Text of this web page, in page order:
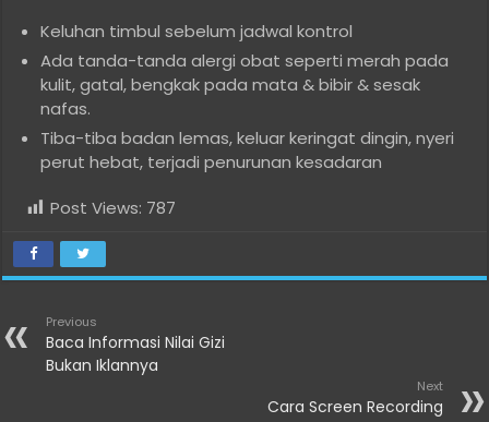
Keluhan timbul sebelum jadwal kontrol
Ada tanda-tanda alergi obat seperti merah pada
kulit, gatal, bengkak pada mata & bibir & sesak
nafas.
Tiba-tiba badan lemas, keluar keringat dingin, nyeri
perut hebat, terjadi penurunan kesadaran
Post Views: 787
Previous
Baca Informasi Nilai Gizi
Bukan Iklannya
Next
Cara Screen Recording